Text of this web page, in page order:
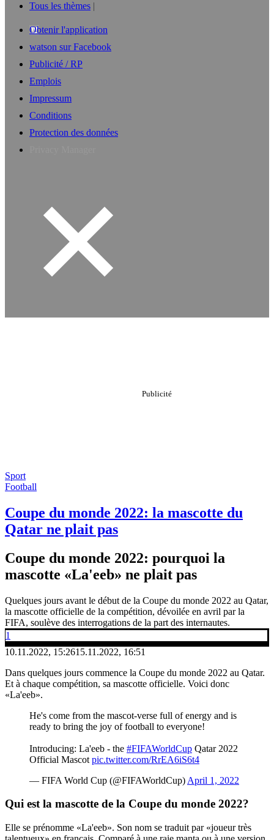
Tous les thèmes
Obtenir l'application
watson sur Facebook
Publicité / RP
Emplois
Impressum
Conditions
Protection des données
Sport
Football
Coupe du monde 2022: la mascotte du
Qatar ne plait pas
Coupe du monde 2022: pourquoi la
mascotte «La'eeb» ne plait pas
Quelques jours avant le début de la Coupe du monde 2022 au Qatar,
la mascotte officielle de la compétition, dévoilée en avril par la
FIFA, soulève des interrogations de la part des internautes.
1
10.11.2022, 15:2615.11.2022, 16:51
Dans quelques jours commence la Coupe du monde 2022 au Qatar.
Et à chaque compétition, sa mascotte officielle. Voici donc
«La'eeb».
He's come from the mascot-verse full of energy and is
ready to bring the joy of football to everyone!
Introducing: La'eeb - the #FIFAWorldCup Qatar 2022
Official Mascot pic.twitter.com/RrEA6iS6t4
— FIFA World Cup (@FIFAWorldCup) April 1, 2022
Qui est la mascotte de la Coupe du monde 2022?
Elle se prénomme «La'eeb». Son nom se traduit par «joueur très